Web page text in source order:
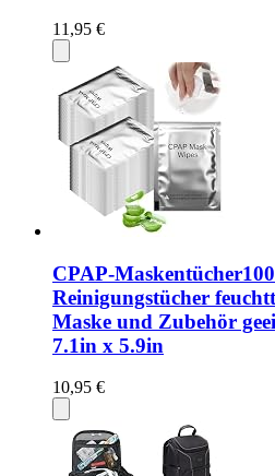
11,95 €
CPAP-
Reinigungstücher
Maske und Zubehör
7.1in x 5.9in
10,95 €